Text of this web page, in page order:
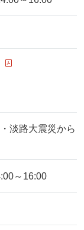
淡路大震災から
～16:00